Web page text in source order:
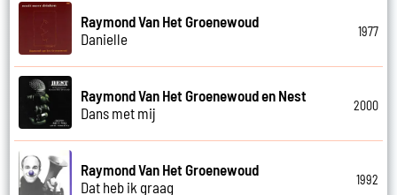
Raymond Van Het Groenewoud
Danielle
1977
Raymond Van Het Groenewoud en Nest
Dans met mij
2000
Raymond Van Het Groenewoud
Dat heb ik graag
1992